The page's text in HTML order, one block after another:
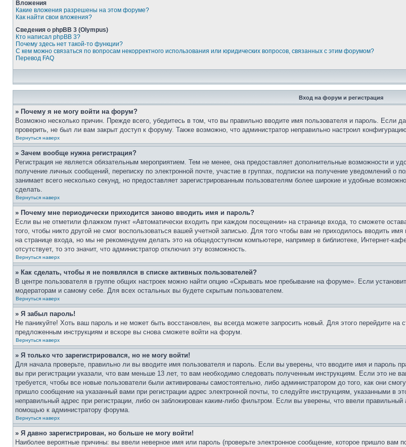
Вложения
Какие вложения разрешены на этом форуме?
Как найти свои вложения?
Сведения о phpBB 3 (Olympus)
Кто написал phpBB 3?
Почему здесь нет такой-то функции?
С кем можно связаться по вопросам некорректного использования или юридических вопросов, связанных с этим форумом?
Перевод FAQ
Вход на форум и регистрация
» Почему я не могу войти на форум?
Возможно несколько причин. Прежде всего, убедитесь в том, что вы правильно вводите имя пользователя и пароль. Если
проверить, не был ли вам закрыт доступ к форуму. Также возможно, что администратор неправильно настроил
Вернуться наверх
» Зачем вообще нужна регистрация?
Регистрация не является обязательным мероприятием. Тем не менее, она предоставляет дополнительные возможности и
получение личных сообщений, переписку по электронной почте, участие в группах, подписки на получение уведомлений
занимает всего несколько секунд, но предоставляет зарегистрированным пользователям более широкие и удобные
сделать.
Вернуться наверх
» Почему мне периодически приходится заново вводить имя и пароль?
Если вы не отметили флажком пункт «Автоматически входить при каждом посещении» на странице входа, то сможете
того, чтобы никто другой не смог воспользоваться вашей учетной записью. Для того чтобы вам не приходилось вводить
на странице входа, но мы не рекомендуем делать это на общедоступном компьютере, например в библиотеке, Интернет-
отсутствует, то это значит, что администратор отключил эту возможность.
Вернуться наверх
» Как сделать, чтобы я не появлялся в списке активных пользователей?
В центре пользователя в группе общих настроек можно найти опцию «Скрывать мое пребывание на форуме». Если
модераторам и самому себе. Для всех остальных вы будете скрытым пользователем.
Вернуться наверх
» Я забыл пароль!
Не паникуйте! Хоть ваш пароль и не может быть восстановлен, вы всегда можете запросить новый. Для этого перейдите
предложенным инструкциям и вскоре вы снова сможете войти на форум.
Вернуться наверх
» Я только что зарегистрировался, но не могу войти!
Для начала проверьте, правильно ли вы вводите имя пользователя и пароль. Если вы уверены, что вводите имя и пароль
вы при регистрации указали, что вам меньше 13 лет, то вам необходимо следовать полученным инструкциям. Если это не
требуется, чтобы все новые пользователи были активированы самостоятельно, либо администратором до того, как они
пришло сообщение на указанный вами при регистрации адрес электронной почты, то следуйте инструкциям, указанными
неправильный адрес при регистрации, либо он заблокирован каким-либо фильтром. Если вы уверены, что ввели
помощью к администратору форума.
Вернуться наверх
» Я давно зарегистрирован, но больше не могу войти!
Наиболее вероятные причины: вы ввели неверное имя или пароль (проверьте электронное сообщение, которое пришло вам